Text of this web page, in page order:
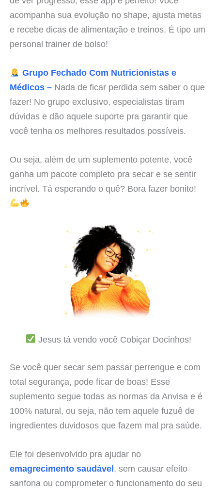
acompanha sua evolução no shape, ajusta metas
e recebe dicas de alimentação e treinos. É tipo um
personal trainer de bolso!
Grupo Fechado Com Nutricionistas e
Médicos – Nada de ficar perdida sem saber o que
fazer! No grupo exclusivo, especialistas tiram
dúvidas e dão aquele suporte pra garantir que
você tenha os melhores resultados possíveis.
Ou seja, além de um suplemento potente, você
ganha um pacote completo pra secar e se sentir
incrível. Tá esperando o quê? Bora fazer bonito!
Jesus tá vendo você Cobiçar Docinhos!
Se você quer secar sem passar perrengue e com
total segurança, pode ficar de boas! Esse
suplemento segue todas as normas da Anvisa e é
100% natural, ou seja, não tem aquele fuzuê de
ingredientes duvidosos que fazem mal pra saúde.
Ele foi desenvolvido pra ajudar no
emagrecimento saudável, sem causar efeito
sanfona ou comprometer o funcionamento do seu